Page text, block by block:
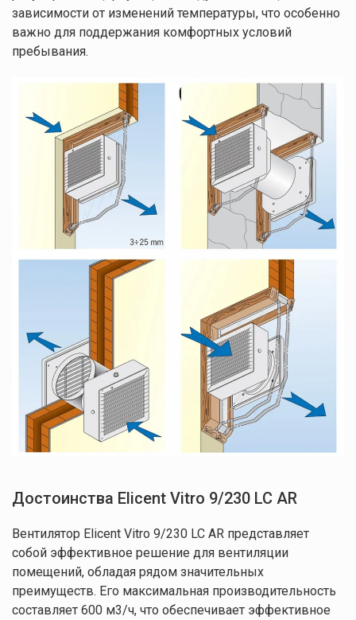
зависимости от изменений температуры, что особенно
важно для поддержания комфортных условий
пребывания.
Достоинства Elicent Vitro 9/230 LC AR
Вентилятор Elicent Vitro 9/230 LC AR представляет
собой эффективное решение для вентиляции
помещений, обладая рядом значительных
преимуществ. Его максимальная производительность
составляет 600 м3/ч, что обеспечивает эффективное